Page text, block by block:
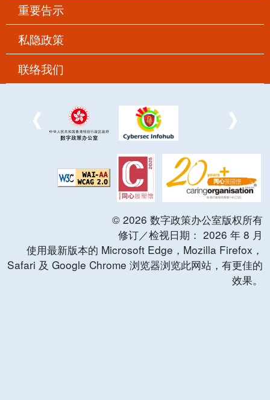
重要告示
私隐政策
联络我们
© 2026 数字政策办公室版权所有
修订／检视日期： 2026 年 8 月
使用最新版本的 Microsoft Edge，Mozilla Firefox，
Safari 及 Google Chrome 浏览器浏览此网站，有更佳的
效果。